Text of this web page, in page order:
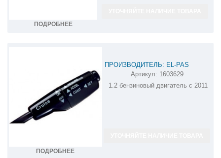
ПОДРОБНЕЕ
ПОДРОБНЕЕ
ПРОИЗВОДИТЕЛЬ: EL-PAS
КРУИЗ-КОНТРОЛЬ CHEVROLET AVEO
1603629
Артикул: 1603629
1.2 бензиновый двигатель c 2011